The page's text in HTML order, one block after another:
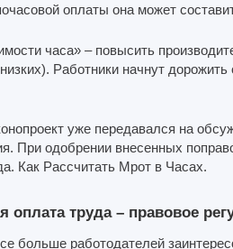
оплаты она может
часа» – повысить
Работники начнут
уже передавался на
При одобрении внесенных
Как Рассчитать Мрот в Часах.
оплата труда – правовое
больше работодателей